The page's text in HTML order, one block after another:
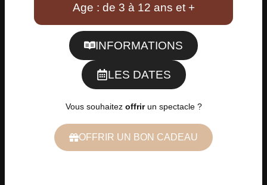
Age : de 3 à 12 ans et +
INFORMATIONS
LES DATES
Vous souhaitez offrirun spectacle ?
OFFRIR UN BON CADEAU